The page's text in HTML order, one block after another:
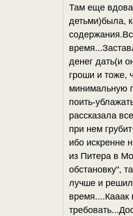
Там еще вдова
детьми)была,
денег дать(и
гроши и тоже,
минимальную
поить-
рассказала
при нем
ибо искренне
из Питера в
обстановку",
лучше и
время....Кааак